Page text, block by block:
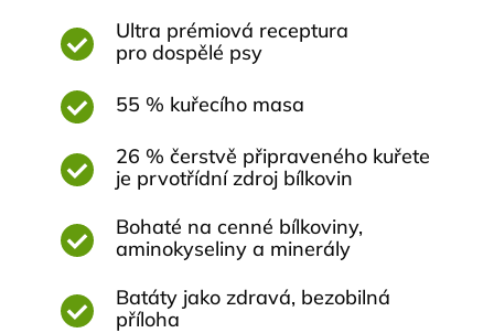
Ultra prémiová receptura
pro dospělé psy
55 % kuřecího masa
26 % čerstvě připraveného kuřete
je prvotřídní zdroj bílkovin
Bohaté na cenné bílkoviny,
aminokyseliny a minerály
Batáty jako zdravá, bezobilná
příloha